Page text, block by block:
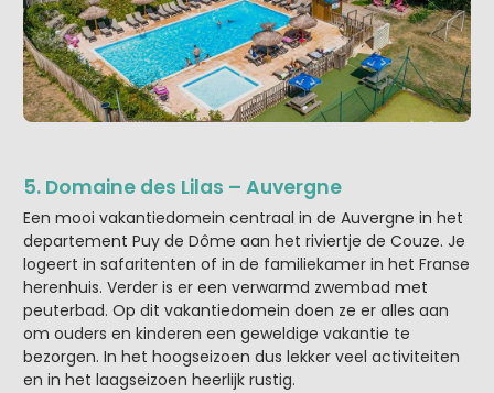
5. Domaine des Lilas – Auvergne
Een mooi vakantiedomein centraal in de Auvergne in het
departement Puy de Dôme aan het riviertje de Couze. Je
logeert in safaritenten of in de familiekamer in het Franse
herenhuis. Verder is er een verwarmd zwembad met
peuterbad. Op dit vakantiedomein doen ze er alles aan
om ouders en kinderen een geweldige vakantie te
bezorgen. In het hoogseizoen dus lekker veel activiteiten
en in het laagseizoen heerlijk rustig.